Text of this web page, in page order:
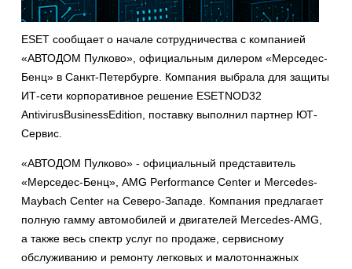
ESET сообщает о начале сотрудничества с компанией
«АВТОДОМ Пулково», официальным дилером «Мерседес-
Бенц» в Санкт-Петербурге. Компания выбрала для защиты
ИТ-сети корпоративное решение ESETNOD32
AntivirusBusinessEdition, поставку выполнил партнер ЮТ-
Сервис.
«АВТОДОМ Пулково» - официальный представитель
«Мерседес-Бенц», AMG Performance Center и Mercedes-
Maybach Center на Северо-Западе. Компания предлагает
полную гамму автомобилей и двигателей Mercedes-AMG,
а также весь спектр услуг по продаже, сервисному
обслуживанию и ремонту легковых и малотоннажных